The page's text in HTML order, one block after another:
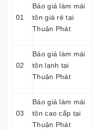
01
Báo giá làm mái
tôn giá rẻ tại
Thuận Phát
02
Báo giá làm mái
tôn lạnh tại
Thuận Phát
03
Báo giá làm mái
tôn cao cấp tại
Thuận Phát